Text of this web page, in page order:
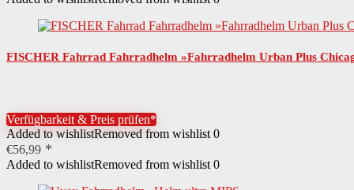
FISCHER Fahrrad Fahrradhelm »Fahrradhelm Urban Plus
Verfügbarkeit & Preis prüfen*
Added to wishlistRemoved from wishlist 0
€56,99
Added to wishlistRemoved from wishlist 0